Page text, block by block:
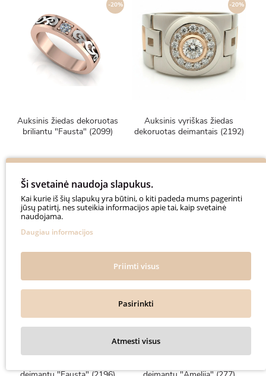
-20%
Auksinis žiedas dekoruotas
briliantu "Fausta" (2099)
1000€
-20%
Auksinis vyriškas žiedas
dekoruotas deimantais (2192)
Ši svetainė naudoja slapukus.
Kai kurie iš šių slapukų yra būtini, o kiti padeda mums pagerinti
jūsų patirtį, nes suteikia informacijos apie tai, kaip svetainė
naudojama.
Daugiau informacijos
Priimti visus
Pasirinkti
Atmesti visus